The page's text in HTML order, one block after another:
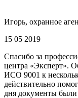
Игорь, охранное
15 05 2019
Спасибо за
центра «Эксперт».
ИСО 9001 к
действительно
дня документы